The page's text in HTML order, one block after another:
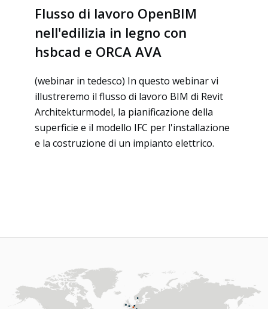
Flusso di lavoro OpenBIM
nell'edilizia in legno con
hsbcad e ORCA AVA
(webinar in tedesco) In questo webinar vi
illustreremo il flusso di lavoro BIM di Revit
Architekturmodel, la pianificazione della
superficie e il modello IFC per l'installazione
e la costruzione di un impianto elettrico.